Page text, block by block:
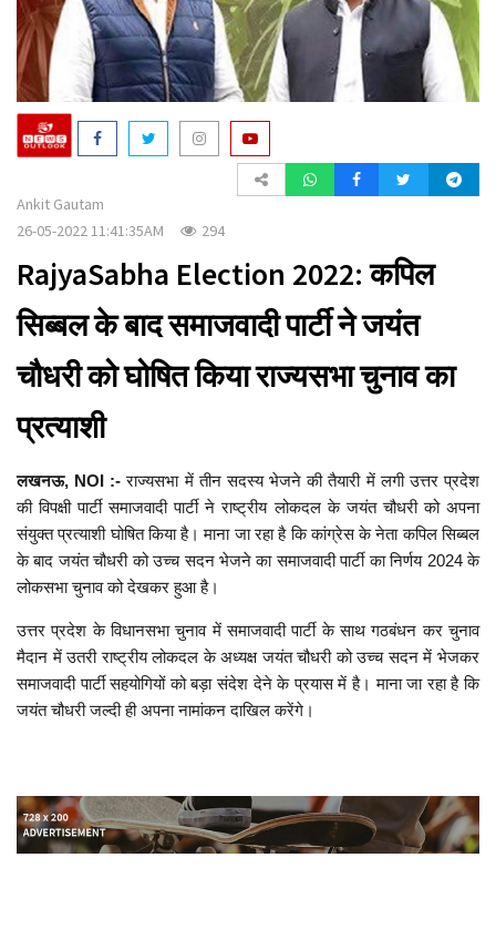
a
t
i
o
n
Ankit Gautam
26-05-2022 11:41:35AM
294
RajyaSabha Election 2022: कपिल
सिब्बल के बाद समाजवादी पार्टी ने जयंत
चौधरी को घोषित किया राज्यसभा चुनाव का
प्रत्याशी
लखनऊ, NOI :-राज्यसभा में तीन सदस्य भेजने की तैयारी में लगी उत्तर प्रदेश
की विपक्षी पार्टी समाजवादी पार्टी ने राष्ट्रीय लोकदल के जयंत चौधरी को अपना
संयुक्त प्रत्याशी घोषित किया है। माना जा रहा है कि कांग्रेस के नेता कपिल सिब्बल
के बाद जयंत चौधरी को उच्च सदन भेजने का समाजवादी पार्टी का निर्णय 2024 के
लोकसभा चुनाव को देखकर हुआ है।
उत्तर प्रदेश के विधानसभा चुनाव में समाजवादी पार्टी के साथ गठबंधन कर चुनाव
मैदान में उतरी राष्ट्रीय लोकदल के अध्यक्ष जयंत चौधरी को उच्च सदन में भेजकर
समाजवादी पार्टी सहयोगियों को बड़ा संदेश देने के प्रयास में है। माना जा रहा है कि
जयंत चौधरी जल्दी ही अपना नामांकन दाखिल करेंगे।